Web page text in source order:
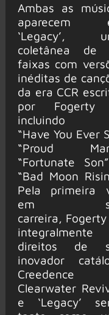
Ambas as
aparecem
‘Legacy’,
coletânea de
faixas com
inéditas de
da era CCR
por
incluindo
“Have You Ever
“Proud
“Fortunate
“Bad Moon
Pela primeira
em
carreira,
integralmente
direitos de
inovador
Creedence
Clearwater
e ‘Legacy’